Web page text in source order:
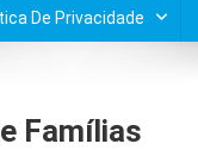
De Privacidade
Famílias